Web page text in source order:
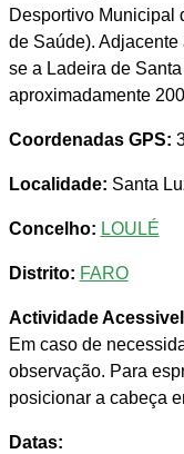
Desportivo Municipal
de Saúde).
se a Ladeira de
aproximadamente
Coordenadas GPS:
Localidade: Santa
Concelho: LOULÉ
Distrito: FARO
Actividade Acessivel
Em caso de
observação. Para
posicionar a cabeça
Datas: